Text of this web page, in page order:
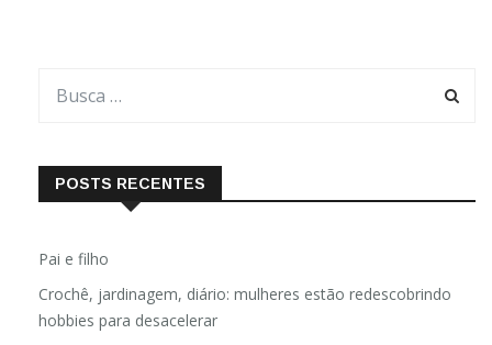
POSTS RECENTES
Pai e filho
Crochê, jardinagem, diário: mulheres estão redescobrindo
hobbies para desacelerar